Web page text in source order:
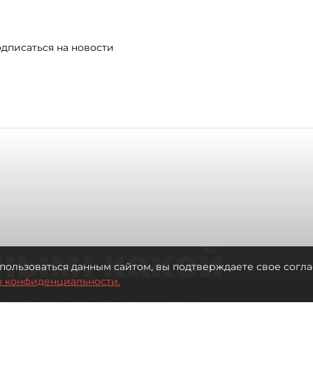
на новости
какой
возить
данным сайтом, вы подтверждаете свое